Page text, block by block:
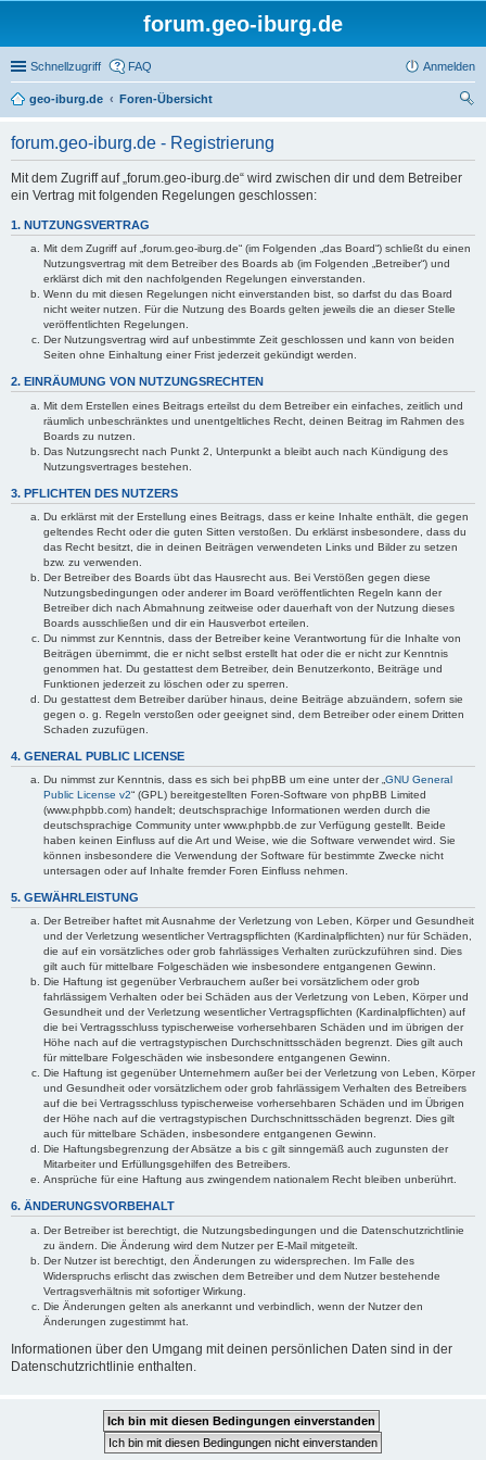
forum.geo-iburg.de
Schnellzugriff FAQ Anmelden
geo-iburg.de
Foren-Übersicht
forum.geo-iburg.de - Registrierung
Mit dem Zugriff auf „forum.geo-iburg.de“ wird zwischen dir und dem Betreiber
ein Vertrag mit folgenden Regelungen geschlossen:
1. NUTZUNGSVERTRAG
Mit dem Zugriff auf „forum.geo-iburg.de“ (im Folgenden „das Board“) schließt du einen
Nutzungsvertrag mit dem Betreiber des Boards ab (im Folgenden „Betreiber“) und
erklärst dich mit den nachfolgenden Regelungen einverstanden.
Wenn du mit diesen Regelungen nicht einverstanden bist, so darfst du das Board
nicht weiter nutzen. Für die Nutzung des Boards gelten jeweils die an dieser Stelle
veröffentlichten Regelungen.
Der Nutzungsvertrag wird auf unbestimmte Zeit geschlossen und kann von beiden
Seiten ohne Einhaltung einer Frist jederzeit gekündigt werden.
2. EINRÄUMUNG VON NUTZUNGSRECHTEN
Mit dem Erstellen eines Beitrags erteilst du dem Betreiber ein einfaches, zeitlich und
räumlich unbeschränktes und unentgeltliches Recht, deinen Beitrag im Rahmen des
Boards zu nutzen.
Das Nutzungsrecht nach Punkt 2, Unterpunkt a bleibt auch nach Kündigung des
Nutzungsvertrages bestehen.
3. PFLICHTEN DES NUTZERS
Du erklärst mit der Erstellung eines Beitrags, dass er keine Inhalte enthält, die gegen
geltendes Recht oder die guten Sitten verstoßen. Du erklärst insbesondere, dass du
das Recht besitzt, die in deinen Beiträgen verwendeten Links und Bilder zu setzen
bzw. zu verwenden.
Der Betreiber des Boards übt das Hausrecht aus. Bei Verstößen gegen diese
Nutzungsbedingungen oder anderer im Board veröffentlichten Regeln kann der
Betreiber dich nach Abmahnung zeitweise oder dauerhaft von der Nutzung dieses
Boards ausschließen und dir ein Hausverbot erteilen.
Du nimmst zur Kenntnis, dass der Betreiber keine Verantwortung für die Inhalte von
Beiträgen übernimmt, die er nicht selbst erstellt hat oder die er nicht zur Kenntnis
genommen hat. Du gestattest dem Betreiber, dein Benutzerkonto, Beiträge und
Funktionen jederzeit zu löschen oder zu sperren.
Du gestattest dem Betreiber darüber hinaus, deine Beiträge abzuändern, sofern sie
gegen o. g. Regeln verstoßen oder geeignet sind, dem Betreiber oder einem Dritten
Schaden zuzufügen.
4. GENERAL PUBLIC LICENSE
Du nimmst zur Kenntnis, dass es sich bei phpBB um eine unter der „ GNU General
Public License v2“ (GPL) bereitgestellten Foren-Software von phpBB Limited
(www.phpbb.com) handelt; deutschsprachige Informationen werden durch die
deutschsprachige Community unter www.phpbb.de zur Verfügung gestellt. Beide
haben keinen Einfluss auf die Art und Weise, wie die Software verwendet wird. Sie
können insbesondere die Verwendung der Software für bestimmte Zwecke nicht
untersagen oder auf Inhalte fremder Foren Einfluss nehmen.
5. GEWÄHRLEISTUNG
Der Betreiber haftet mit Ausnahme der Verletzung von Leben, Körper und Gesundheit
und der Verletzung wesentlicher Vertragspflichten (Kardinalpflichten) nur für Schäden,
die auf ein vorsätzliches oder grob fahrlässiges Verhalten zurückzuführen sind. Dies
gilt auch für mittelbare Folgeschäden wie insbesondere entgangenen Gewinn.
Die Haftung ist gegenüber Verbrauchern außer bei vorsätzlichem oder grob
fahrlässigem Verhalten oder bei Schäden aus der Verletzung von Leben, Körper und
Gesundheit und der Verletzung wesentlicher Vertragspflichten (Kardinalpflichten) auf
die bei Vertragsschluss typischerweise vorhersehbaren Schäden und im übrigen der
Höhe nach auf die vertragstypischen Durchschnittsschäden begrenzt. Dies gilt auch
für mittelbare Folgeschäden wie insbesondere entgangenen Gewinn.
Die Haftung ist gegenüber Unternehmern außer bei der Verletzung von Leben, Körper
und Gesundheit oder vorsätzlichem oder grob fahrlässigem Verhalten des Betreibers
auf die bei Vertragsschluss typischerweise vorhersehbaren Schäden und im Übrigen
der Höhe nach auf die vertragstypischen Durchschnittsschäden begrenzt. Dies gilt
auch für mittelbare Schäden, insbesondere entgangenen Gewinn.
Die Haftungsbegrenzung der Absätze a bis c gilt sinngemäß auch zugunsten der
Mitarbeiter und Erfüllungsgehilfen des Betreibers.
Ansprüche für eine Haftung aus zwingendem nationalem Recht bleiben unberührt.
6. ÄNDERUNGSVORBEHALT
Der Betreiber ist berechtigt, die Nutzungsbedingungen und die Datenschutzrichtlinie
zu ändern. Die Änderung wird dem Nutzer per E-Mail mitgeteilt.
Der Nutzer ist berechtigt, den Änderungen zu widersprechen. Im Falle des
Widerspruchs erlischt das zwischen dem Betreiber und dem Nutzer bestehende
Vertragsverhältnis mit sofortiger Wirkung.
Die Änderungen gelten als anerkannt und verbindlich, wenn der Nutzer den
Änderungen zugestimmt hat.
Informationen über den Umgang mit deinen persönlichen Daten sind in der
Datenschutzrichtlinie enthalten.